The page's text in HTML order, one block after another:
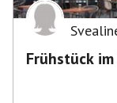
Frühstück